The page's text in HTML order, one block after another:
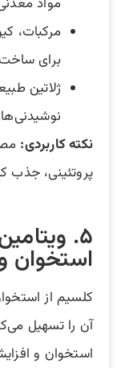
مواد
برای
ژلاتین
نکته کاربردی:
پروتئینی، جذب
آن را تسهیل
استخوان و